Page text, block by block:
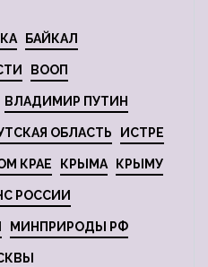
БАЙКАЛ
ВООП
ВЛАДИМИР ПУТИН
ОБЛАСТЬ ИСТРЕ
КРАЕ КРЫМА КРЫМУ
РОССИИ
МИНПРИРОДЫ РФ